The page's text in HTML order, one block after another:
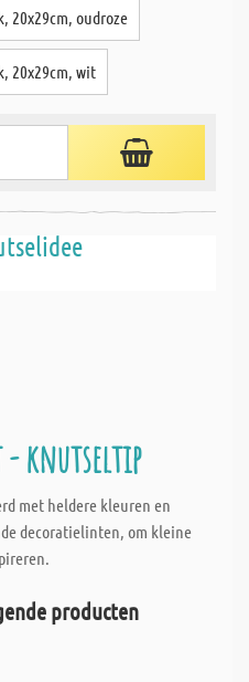
20x29cm, oudroze
20x29cm, wit
- knutseltip
met heldere kleuren en
decoratielinten, om kleine
producten